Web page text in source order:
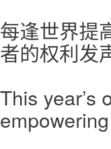
每逢世界提
者的权利发
This year’s